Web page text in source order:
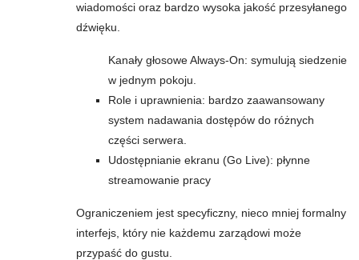
wiadomości oraz bardzo wysoka jakość przesyłanego
dźwięku.
Kanały głosowe Always-On: symulują siedzenie
w jednym pokoju.
Role i uprawnienia: bardzo zaawansowany
system nadawania dostępów do różnych
części serwera.
Udostępnianie ekranu (Go Live): płynne
streamowanie pracy
Ograniczeniem jest specyficzny, nieco mniej formalny
interfejs, który nie każdemu zarządowi może
przypaść do gustu.